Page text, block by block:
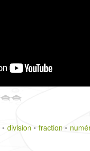
division fraction